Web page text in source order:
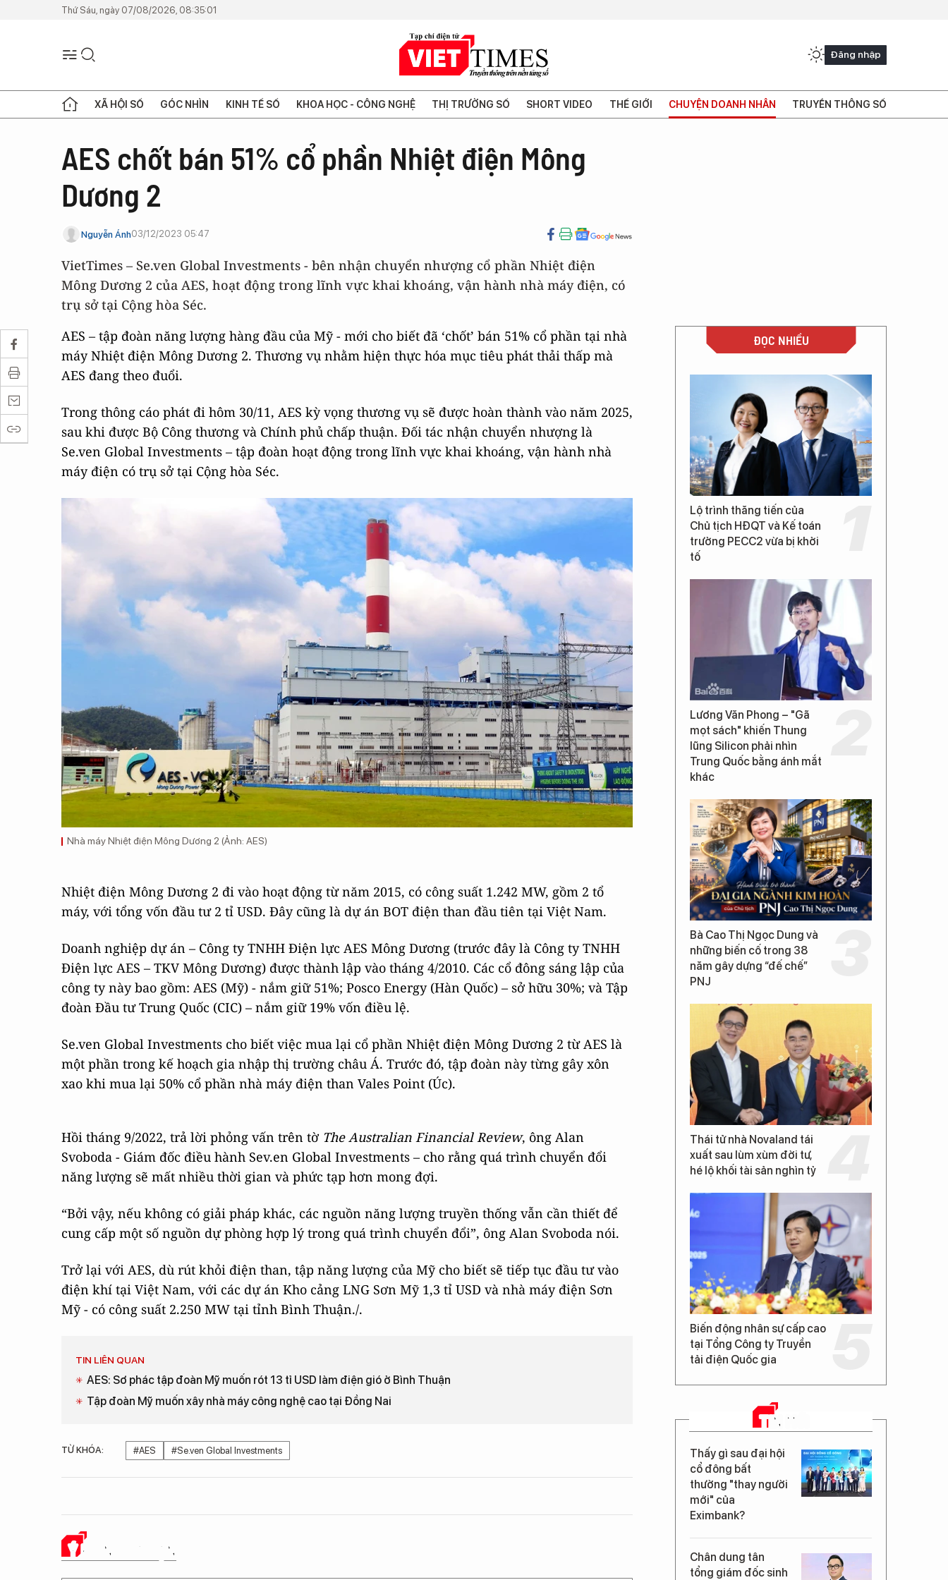
Thứ Sáu, ngày 07/08/2026, 08:35:01
Đăng nhập
XÃ HỘI SỐ GÓC NHÌN KINH TẾ SỐ KHOA HỌC - CÔNG NGHỆ THỊ TRƯỜNG SỐ SHORT VIDEO THẾ GIỚI CHUYỆN DOANH NHÂN TRUYỀN THÔNG SỐ
AES chốt bán 51% cổ phần Nhiệt điện Mông
Dương 2
Nguyễn Ánh03/12/2023 05:47
VietTimes – Se.ven Global Investments - bên nhận chuyển nhượng cổ phần Nhiệt điện
Mông Dương 2 của AES, hoạt động trong lĩnh vực khai khoáng, vận hành nhà máy điện, có
trụ sở tại Cộng hòa Séc.
AES – tập đoàn năng lượng hàng đầu của Mỹ - mới cho biết đã ‘chốt’ bán 51% cổ phần tại nhà
máy Nhiệt điện Mông Dương 2. Thương vụ nhằm hiện thực hóa mục tiêu phát thải thấp mà
AES đang theo đuổi.
Trong thông cáo phát đi hôm 30/11, AES kỳ vọng thương vụ sẽ được hoàn thành vào năm 2025,
sau khi được Bộ Công thương và Chính phủ chấp thuận. Đối tác nhận chuyển nhượng là
Se.ven Global Investments – tập đoàn hoạt động trong lĩnh vực khai khoáng, vận hành nhà
máy điện có trụ sở tại Cộng hòa Séc.
Nhà máy Nhiệt điện Mông Dương 2 (Ảnh: AES)
Nhiệt điện Mông Dương 2 đi vào hoạt động từ năm 2015, có công suất 1.242 MW, gồm 2 tổ
máy, với tổng vốn đầu tư 2 tỉ USD. Đây cũng là dự án BOT điện than đầu tiên tại Việt Nam.
Doanh nghiệp dự án – Công ty TNHH Điện lực AES Mông Dương (trước đây là Công ty TNHH
Điện lực AES – TKV Mông Dương) được thành lập vào tháng 4/2010. Các cổ đông sáng lập của
công ty này bao gồm: AES (Mỹ) - nắm giữ 51%; Posco Energy (Hàn Quốc) – sở hữu 30%; và Tập
đoàn Đầu tư Trung Quốc (CIC) – nắm giữ 19% vốn điều lệ.
Se.ven Global Investments cho biết việc mua lại cổ phần Nhiệt điện Mông Dương 2 từ AES là
một phần trong kế hoạch gia nhập thị trường châu Á. Trước đó, tập đoàn này từng gây xôn
xao khi mua lại 50% cổ phần nhà máy điện than Vales Point (Úc).
Hồi tháng 9/2022, trả lời phỏng vấn trên tờ The Australian Financial Review, ông Alan
Svoboda - Giám đốc điều hành Sev.en Global Investments – cho rằng quá trình chuyển đổi
năng lượng sẽ mất nhiều thời gian và phức tạp hơn mong đợi.
“Bởi vậy, nếu không có giải pháp khác, các nguồn năng lượng truyền thống vẫn cần thiết để
cung cấp một số nguồn dự phòng hợp lý trong quá trình chuyển đổi”, ông Alan Svoboda nói.
Trở lại với AES, dù rút khỏi điện than, tập năng lượng của Mỹ cho biết sẽ tiếp tục đầu tư vào
điện khí tại Việt Nam, với các dự án Kho cảng LNG Sơn Mỹ 1,3 tỉ USD và nhà máy điện Sơn
Mỹ - có công suất 2.250 MW tại tỉnh Bình Thuận./.
TIN LIÊN QUAN
AES: Sơ phác tập đoàn Mỹ muốn rót 13 tỉ USD làm điện gió ở Bình Thuận
Tập đoàn Mỹ muốn xây nhà máy công nghệ cao tại Đồng Nai
TỪ KHÓA: #AES #Se.ven Global Investments
Ý KIẾN CỦA BẠN
ĐỌC NHIỀU
Lộ trình thăng tiến của
Chủ tịch HĐQT và Kế toán
trưởng PECC2 vừa bị khởi
tố
Lương Văn Phong – "Gã
mọt sách" khiến Thung
lũng Silicon phải nhìn
Trung Quốc bằng ánh mắt
khác
Bà Cao Thị Ngọc Dung và
những biến cố trong 38
năm gây dựng “đế chế”
PNJ
Thái tử nhà Novaland tái
xuất sau lùm xùm đời tư,
hé lộ khối tài sản nghìn tỷ
Biến động nhân sự cấp cao
tại Tổng Công ty Truyền
tải điện Quốc gia
TIN MỚI
Thấy gì sau đại hội
cổ đông bất
thường "thay người
mới" của
Eximbank?
Chân dung tân
tổng giám đốc sinh